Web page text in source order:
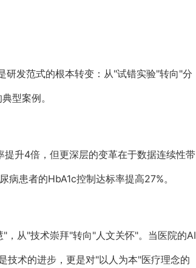
发范式的根本转变：从"试错实验"转向"分
型案例。
升4倍，但更深层的变革在于数据连续性带
患者的HbA1c控制达标率提高27%。
，从"技术崇拜"转向"人文关怀"。当医院的AI
技术的进步，更是对"以人为本"医疗理念的